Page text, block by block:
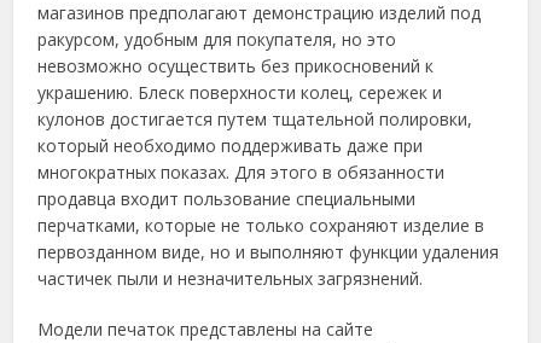
магазинов предполагают демонстрацию изделий под
ракурсом, удобным для покупателя, но это
невозможно осуществить без прикосновений к
украшению. Блеск поверхности колец, сережек и
кулонов достигается путем тщательной полировки,
который необходимо поддерживать даже при
многократных показах. Для этого в обязанности
продавца входит пользование специальными
перчатками, которые не только сохраняют изделие в
первозданном виде, но и выполняют функции удаления
частичек пыли и незначительных загрязнений.
Модели печаток представлены на сайте